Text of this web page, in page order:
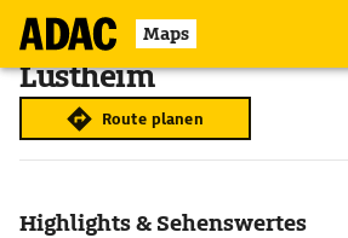
Maps
Lustheim
Route planen
Highlights & Sehenswertes